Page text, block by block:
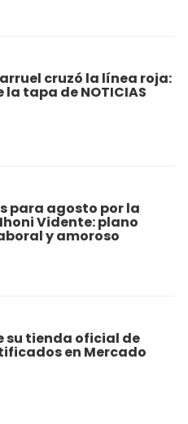
cruzó la línea roja:
tapa de NOTICIAS
para agosto por la
Vidente: plano
y amoroso
su tienda oficial de
en Mercado